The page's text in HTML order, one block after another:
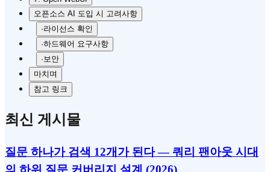
오픈소스 AI 도입 시 고려사항
·라이선스 확인
·하드웨어 요구사항
·보안
마치며
참고 링크
최신 게시물
질문 하나가 검색 12개가 된다 — 쿼리 팬아웃 시대
의 하위 질문 커버리지 설계 (2026)